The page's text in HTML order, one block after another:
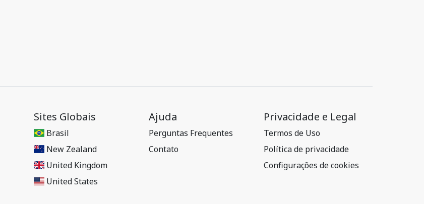
Sites Globais
Brasil
New Zealand
United Kingdom
United States
Ajuda
Perguntas Frequentes
Contato
Privacidade e Legal
Termos de Uso
Política de privacidade
Configurações de cookies